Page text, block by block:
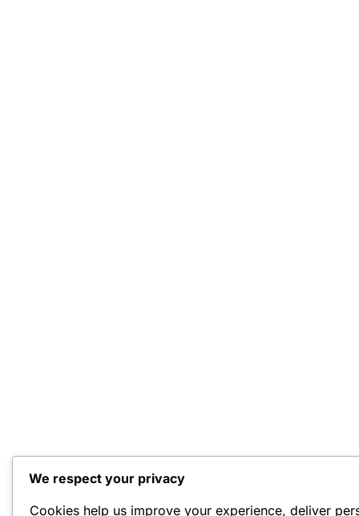
We respect your privacy
Cookies help us improve your experience, deliver